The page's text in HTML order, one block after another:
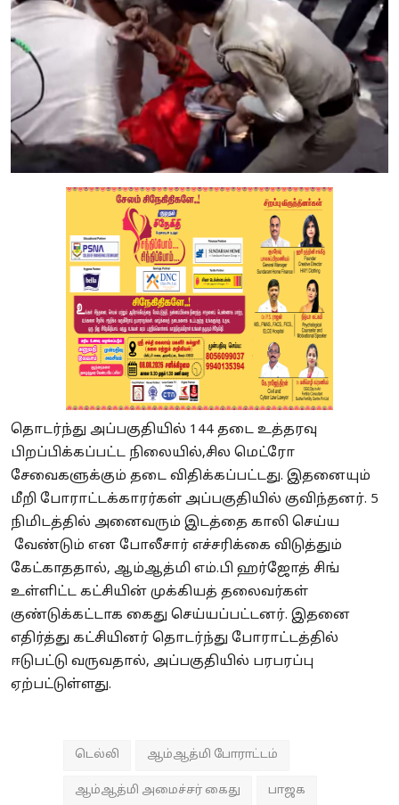
தொடர்ந்து அப்பகுதியில் 144 தடை உத்தரவு
பிறப்பிக்கப்பட்ட நிலையில்,சில மெட்ரோ
சேவைகளுக்கும் தடை விதிக்கப்பட்டது. இதனையும்
மீறி போராட்டக்காரர்கள் அப்பகுதியில் குவிந்தனர். 5
நிமிடத்தில் அனைவரும் இடத்தை காலி செய்ய
வேண்டும் என போலீசார் எச்சரிக்கை விடுத்தும்
கேட்காததால், ஆம்ஆத்மி எம்.பி ஹர்ஜோத் சிங்
உள்ளிட்ட கட்சியின் முக்கியத் தலைவர்கள்
குண்டுக்கட்டாக கைது செய்யப்பட்டனர். இதனை
எதிர்த்து கட்சியினர் தொடர்ந்து போராட்டத்தில்
ஈடுபட்டு வருவதால், அப்பகுதியில் பரபரப்பு
ஏற்பட்டுள்ளது.
டெல்லி ஆம்ஆத்மி போராட்டம்
ஆம்ஆத்மி அமைச்சர் கைது பாஜக